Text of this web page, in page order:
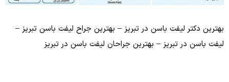
بهترین دکتر لیفت باسن در تبریز – بهترین جراح لیفت باسن تبریز –
لیفت باسن در تبریز – بهترین جراحان لیفت باسن در تبریز